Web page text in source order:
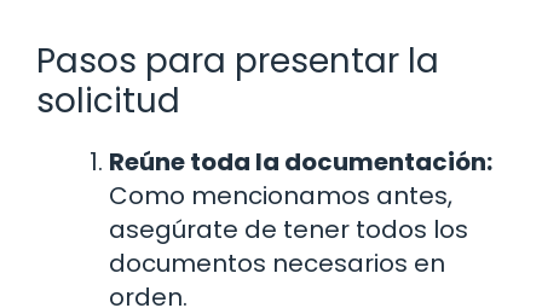
Pasos para presentar la
solicitud
Reúne toda la documentación:
Como mencionamos antes,
asegúrate de tener todos los
documentos necesarios en
orden.